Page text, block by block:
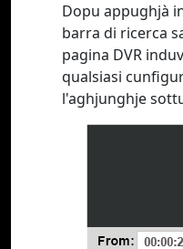
Dopu appughjà
barra di ricerca
pagina DVR
qualsiasi
l'aghjunghje